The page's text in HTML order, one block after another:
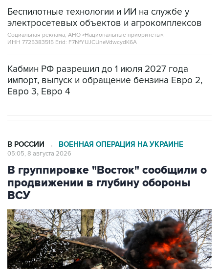
Беспилотные технологии и ИИ на службе у
электросетевых объектов и агрокомплексов
Социальная реклама, АНО «Национальные приоритеты».
ИНН 7725383515 Erid: F7NfYUJCUneVdwcydK6A
Кабмин РФ разрешил до 1 июля 2027 года
импорт, выпуск и обращение бензина Евро 2,
Евро 3, Евро 4
В РОССИИ → ВОЕННАЯ ОПЕРАЦИЯ НА УКРАИНЕ
05:05, 8 августа 2026
В группировке "Восток" сообщили о
продвижении в глубину обороны
ВСУ